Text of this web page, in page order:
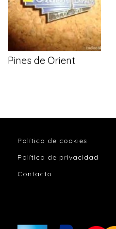
Pines de Orient
Política de cookies
Política de privacidad
Contacto